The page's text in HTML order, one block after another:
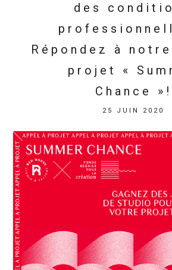
des
Répondez à
projet «
Chance »!
25 JUIN 2020